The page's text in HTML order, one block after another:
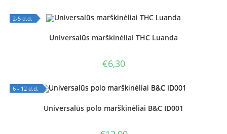
2-5 d.d.
Universalūs marškinėliai THC Luanda
€6,30
6 - 12 d.d.
Universalūs polo marškinėliai B&C ID001